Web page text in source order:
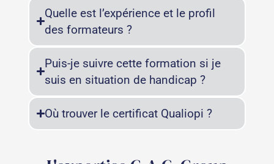
Quelle est l’expérience et le profil
des formateurs ?
Puis-je suivre cette formation si je
suis en situation de handicap ?
Où trouver le certificat Qualiopi ?